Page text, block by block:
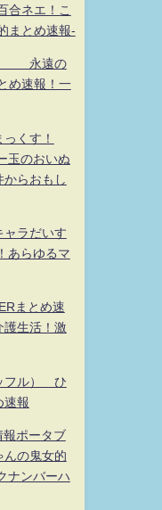
合ネエ！こ
まとめ速報-
！ 永遠の
め速報！一
くす！
玉のおいぬ
らおもし
ャラだいす
あらゆるマ
まとめ速
護生活！激
フル） ひ
速報
報ポータブ
んの鬼女的
ナンバーハ